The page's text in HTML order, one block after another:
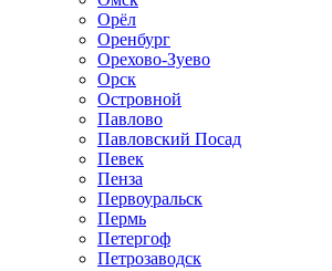
Орёл
Оренбург
Орехово-Зуево
Орск
Островной
Павлово
Павловский Посад
Певек
Пенза
Первоуральск
Пермь
Петергоф
Петрозаводск